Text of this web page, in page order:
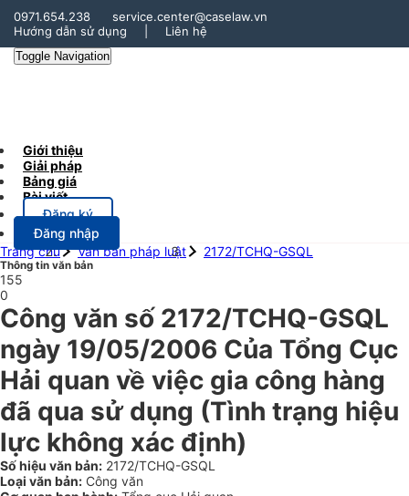
0971.654.238
service.center@caselaw.vn
Hướng dẫn sử dụng
Liên hệ
Toggle Navigation
Giới thiệu
Giải pháp
Bảng giá
Bài viết
Đăng ký
Đăng nhập
Trang chủ
Văn bản pháp luật 2172/TCHQ-GSQL
Thông tin văn bản
155
0
Công văn số 2172/TCHQ-GSQL
ngày 19/05/2006 Của Tổng Cục
Hải quan về việc gia công hàng
đã qua sử dụng (Tình trạng hiệu
lực không xác định)
Số hiệu văn bản: 2172/TCHQ-GSQL
Loại văn bản: Công văn